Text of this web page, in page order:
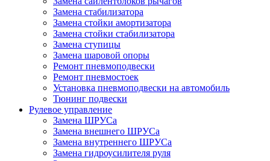
Замена стабилизатора
Замена стойки амортизатора
Замена стойки стабилизатора
Замена ступицы
Замена шаровой опоры
Ремонт пневмоподвески
Ремонт пневмостоек
Установка пневмоподвески на автомобиль
Тюнинг подвески
Рулевое управление
Замена ШРУСа
Замена внешнего ШРУСа
Замена внутреннего ШРУСа
Замена гидроусилителя руля